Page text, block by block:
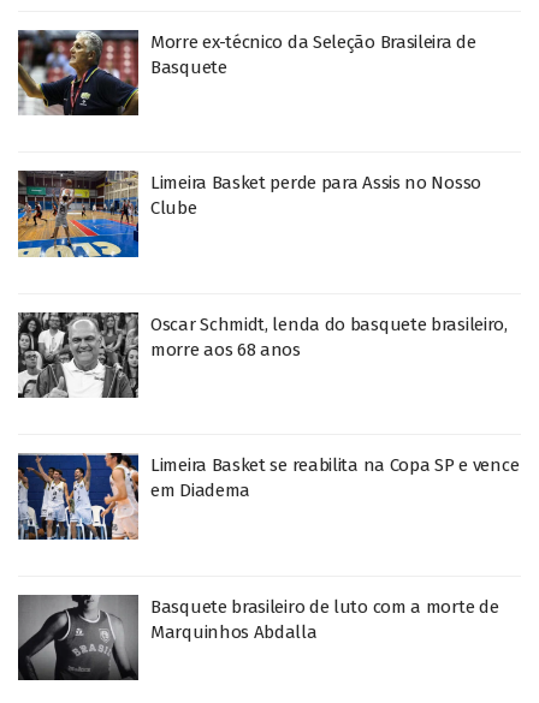
Morre ex-técnico da Seleção Brasileira de
Basquete
Limeira Basket perde para Assis no Nosso
Clube
Oscar Schmidt, lenda do basquete brasileiro,
morre aos 68 anos
Limeira Basket se reabilita na Copa SP e vence
em Diadema
Basquete brasileiro de luto com a morte de
Marquinhos Abdalla